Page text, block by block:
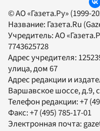
© АО «Газета.Ру» (1999-
Название: Газета.Ru
Учредитель:АО
7743625728
Адрес учредителя:
улица, дом 67
Адрес редакции и
Варшавское шоссе, д.9,
Телефон редакции:+7
Факс:+7 (495) 785-17-01
Электронная почта: